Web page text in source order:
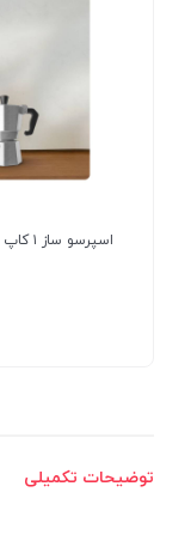
اسپرسو ساز ۱ کاپ ساده
توضیحات تکمیلی